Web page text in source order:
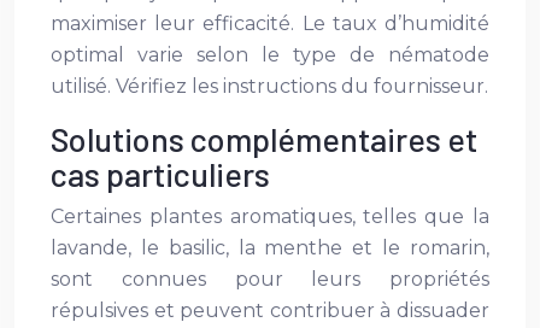
maximiser leur efficacité. Le taux d’humidité
optimal varie selon le type de nématode
utilisé. Vérifiez les instructions du fournisseur.
Solutions complémentaires et
cas particuliers
Certaines plantes aromatiques, telles que la
lavande, le basilic, la menthe et le romarin,
sont connues pour leurs propriétés
répulsives et peuvent contribuer à dissuader